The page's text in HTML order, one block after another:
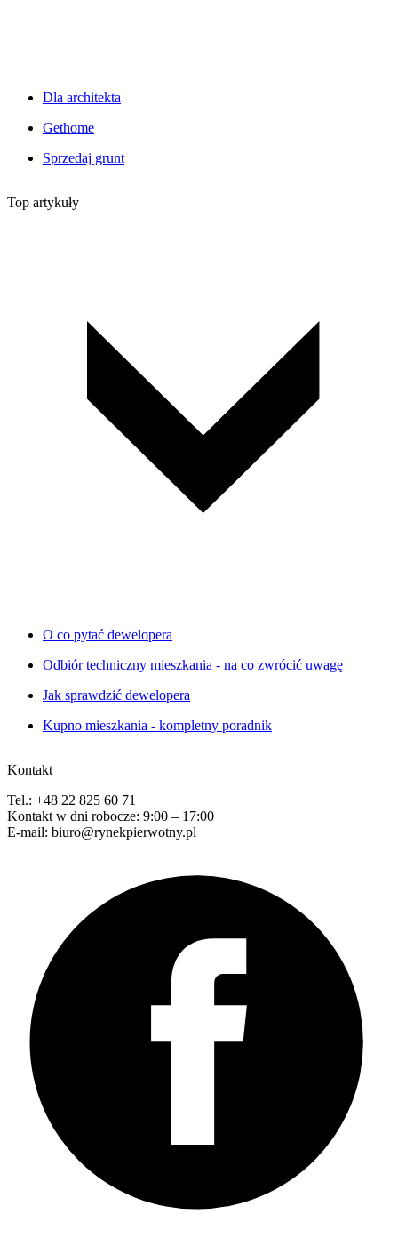
Dla architekta
Gethome
Sprzedaj grunt
Top artykuły
O co pytać dewelopera
Odbiór techniczny mieszkania - na co zwrócić uwagę
Jak sprawdzić dewelopera
Kupno mieszkania - kompletny poradnik
Kontakt
Tel.: +48 22 825 60 71
Kontakt w dni robocze: 9:00 – 17:00
E-mail: biuro@rynekpierwotny.pl